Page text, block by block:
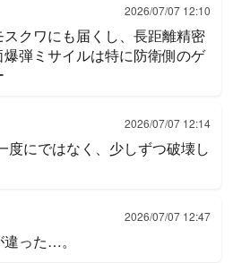
2026/07/07 12:10
クワにも届くし、長距離精密
弾ミサイルは特に防衛側のゲ
2026/07/07 12:14
度にではなく、少しずつ破壊し
2026/07/07 12:47
った…。